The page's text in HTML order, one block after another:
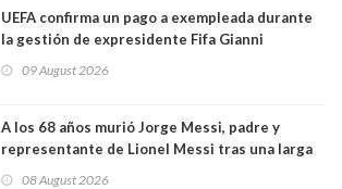
UEFA confirma un pago a exempleada durante
la gestión de expresidente Fifa Gianni
relación sentimental
09 August 2026
A los 68 años murió Jorge Messi, padre y
representante de Lionel Messi tras una larga
08 August 2026